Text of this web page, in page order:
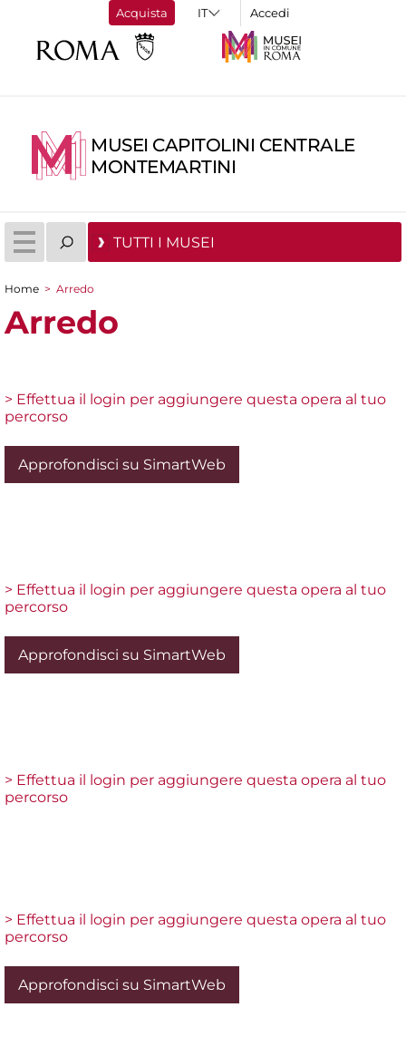
Acquista Accedi
MUSEI CAPITOLINI CENTRALE
MONTEMARTINI
TUTTI I MUSEI
Tu sei qui
Home > Arredo
Arredo
> Effettua il login per aggiungere questa opera al tuo
percorso
Approfondisci su SimartWeb
> Effettua il login per aggiungere questa opera al tuo
percorso
Approfondisci su SimartWeb
> Effettua il login per aggiungere questa opera al tuo
percorso
> Effettua il login per aggiungere questa opera al tuo
percorso
Approfondisci su SimartWeb